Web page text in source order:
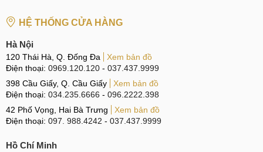
HỆ THỐNG CỬA HÀNG
Hà Nội
120 Thái Hà, Q. Đống Đa
Xem bản đồ
Điện thoại: 0969.120.120 - 037.437.9999
398 Cầu Giấy, Q. Cầu Giấy
Xem bản đồ
Điện thoại: 034.235.6666 - 096.2222.398
42 Phố Vọng, Hai Bà Trưng
Xem bản đồ
Điện thoại: 097. 988.4242 - 037.437.9999
Hồ Chí Minh